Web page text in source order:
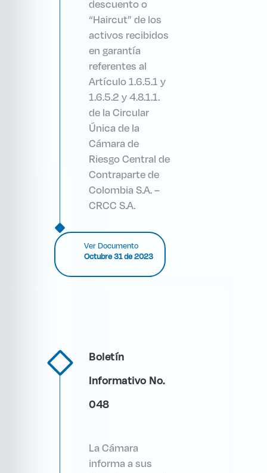
descuento o
“Haircut” de los
activos recibidos
en garantía
referentes al
Artículo 1.6.5.1 y
1.6.5.2 y 4.8.1.1.
de la Circular
Única de la
Cámara de
Riesgo Central de
Contraparte de
Colombia S.A. –
CRCC S.A.
Ver Documento
Octubre 31 de 2023
Boletín
Informativo No.
048
La Cámara
informa a sus